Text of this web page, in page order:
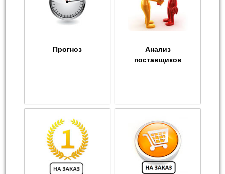
Прогноз
Анализ
поставщиков